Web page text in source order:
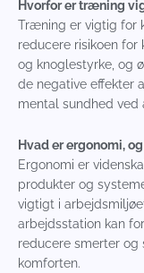
Hvorfor er træning
Træning er vigtig for
reducere risikoen
og knoglestyrke, og
de negative effekter
mental sundhed ved
Hvad er ergonomi,
Ergonomi er
produkter og
vigtigt i
arbejdsstation kan
reducere smerter og
komforten.